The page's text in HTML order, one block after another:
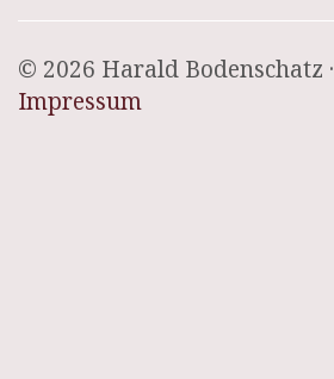
© 2026 Harald Bodenschatz ·
Impressum